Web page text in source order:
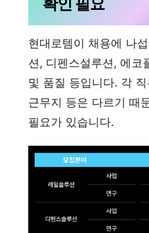
현대로템이 채용에 나
션, 디펜스설루션, 에코
및 품질 등입니다. 각
근무지 등은 다르기 때
필요가 있습니다.